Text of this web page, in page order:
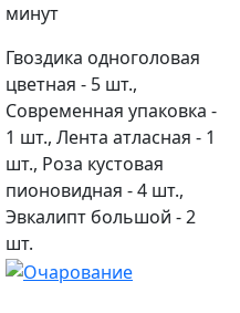
минут
Гвоздика одноголовая
цветная - 5 шт.,
Современная упаковка -
1 шт., Лента атласная - 1
шт., Роза кустовая
пионовидная - 4 шт.,
Эвкалипт большой - 2
шт.